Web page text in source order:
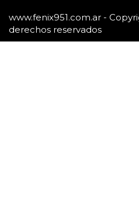
www.fenix951.com.ar -
derechos reservados